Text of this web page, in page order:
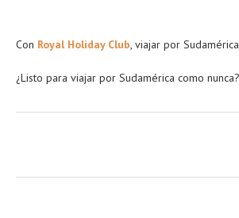
Con Royal Holiday Club, viajar por
¿Listo para viajar por Sudamérica como